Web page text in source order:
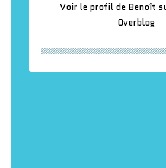
Voir le profil de Benoît
Overblog